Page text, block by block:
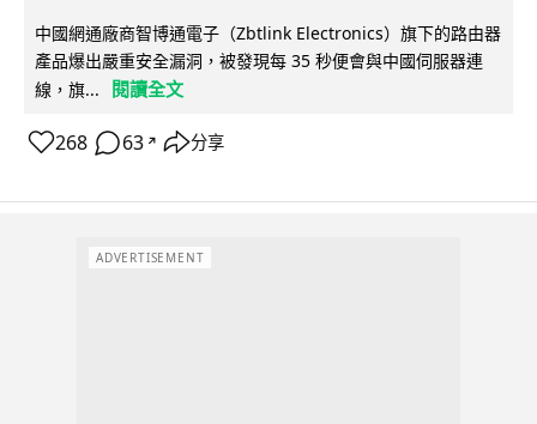
中國網通廠商智博通電子（Zbtlink Electronics）旗下的路由器
產品爆出嚴重安全漏洞，被發現每 35 秒便會與中國伺服器連
線，旗...
閱讀全文
268 63 ↗ 分享
ADVERTISEMENT